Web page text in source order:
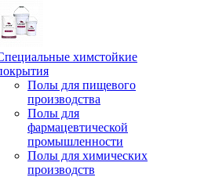
химстойкие
Полы для пищевого
производства
Полы для
фармацевтической
промышленности
Полы для химических
производств